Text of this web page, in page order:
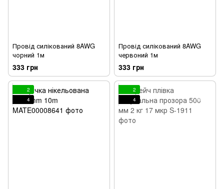
Провід силікований 8AWG
чорний 1м
333 грн
Провід силікований 8AWG
червоний 1м
333 грн
2
4
2
4